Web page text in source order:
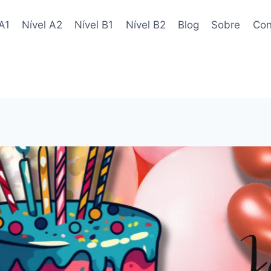
Nível A2 Nível B1 Nível B2 Blog Sobre